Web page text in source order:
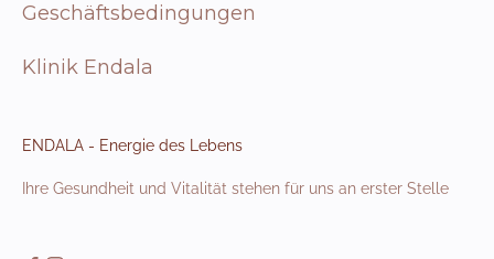
Geschäftsbedingungen
Klinik Endala
ENDALA - Energie des Lebens
Ihre Gesundheit und Vitalität stehen für uns an erster Stelle